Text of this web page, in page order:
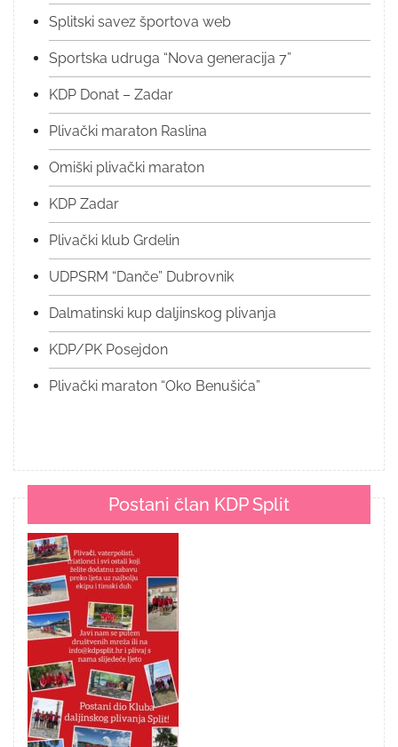
Splitski savez športova web
Sportska udruga “Nova generacija 7”
KDP Donat – Zadar
Plivački maraton Raslina
Omiški plivački maraton
KDP Zadar
Plivački klub Grdelin
UDPSRM “Danče” Dubrovnik
Dalmatinski kup daljinskog plivanja
KDP/PK Posejdon
Plivački maraton “Oko Benušića”
Postani član KDP Split